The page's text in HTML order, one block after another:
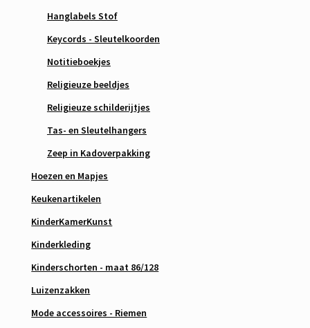
Hanglabels Stof
Keycords - Sleutelkoorden
Notitieboekjes
Religieuze beeldjes
Religieuze schilderijtjes
Tas- en Sleutelhangers
Zeep in Kadoverpakking
Hoezen en Mapjes
Keukenartikelen
KinderKamerKunst
Kinderkleding
Kinderschorten - maat 86/128
Luizenzakken
Mode accessoires - Riemen